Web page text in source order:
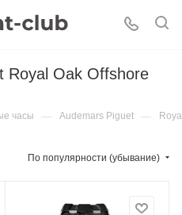
Royal Oak Offshore
часы — Audemars Piguet —
По популярности (убывание)